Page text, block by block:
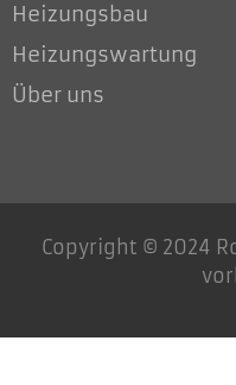
Heizungsbau
Heizungswartung
Über uns
Copyright © 2024